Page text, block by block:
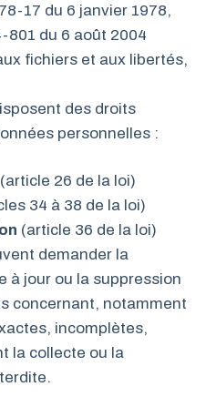
17 du 6 janvier 1978,
801 du 6 août 2004
fichiers et aux libertés,
des droits
personnelles :
(article 26 de la loi)
34 à 38 de la loi)
(article 36 de la loi)
demander la
à jour ou la suppression
concernant, notamment
incomplètes,
la collecte ou la